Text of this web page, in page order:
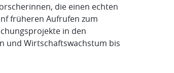
die einen echten
früheren Aufrufen zum
in den
und Wirtschaftswachstum bis